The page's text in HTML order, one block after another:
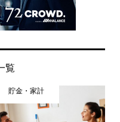
覧
貯金・家計